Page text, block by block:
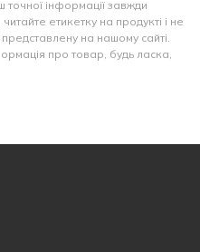
точної інформації завжди
етикетку на продукті і не
на нашому сайті.
про товар, будь ласка,